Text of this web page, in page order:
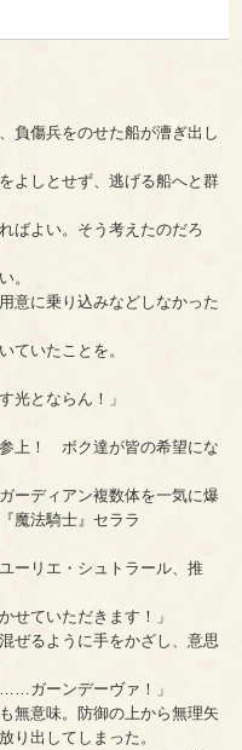
負傷兵をのせた船が漕ぎ出し
よしとせず、逃げる船へと群
ばよい。そう考えたのだろ
。
意に乗り込みなどしなかった
ていたことを。
光とならん！」
参上！ ボク達が皆の希望にな
ーディアン複数体を一気に爆
魔法騎士』セララ
ーリエ・シュトラール、推
せていただきます！」
ぜるように手をかざし、意思
ガーンデーヴァ！」
無意味。防御の上から無理矢
り出してしまった。